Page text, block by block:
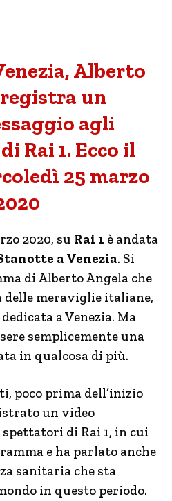
Alberto
un
agli
Rai 1. Ecco il
25 marzo
2020, su Rai 1 è andata
a Venezia. Si
di Alberto Angela che
delle meraviglie italiane,
a Venezia. Ma
semplicemente una
in qualcosa di più.
poco prima dell’inizio
un video
di Rai 1, in cui
e ha parlato anche
sanitaria che sta
in questo periodo.